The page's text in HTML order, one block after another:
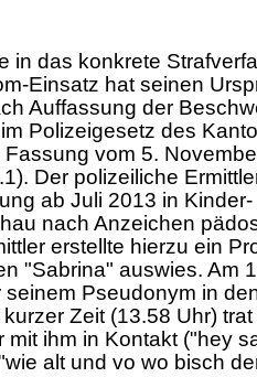
in das konkrete
Einsatz hat seinen
Auffassung der
Polizeigesetz des
vom 5.
Der polizeiliche
ab Juli 2013 in
nach Anzeichen
erstellte hierzu ein
"Sabrina" auswies. Am
seinem Pseudonym in
Zeit (13.58 Uhr) trat
ihm in Kontakt ("hey
alt und vo wo bisch